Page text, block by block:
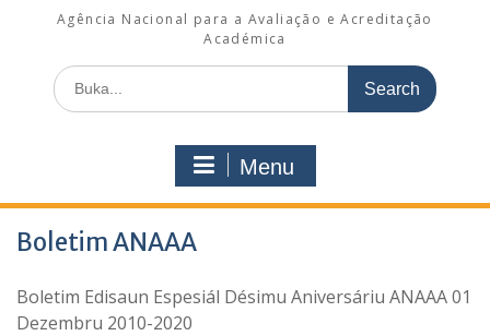
Agência Nacional para a Avaliação e Acreditação
Académica
Search
for:
Menu
Boletim ANAAA
Boletim Edisaun Espesiál Désimu Aniversáriu ANAAA 01
Dezembru 2010-2020